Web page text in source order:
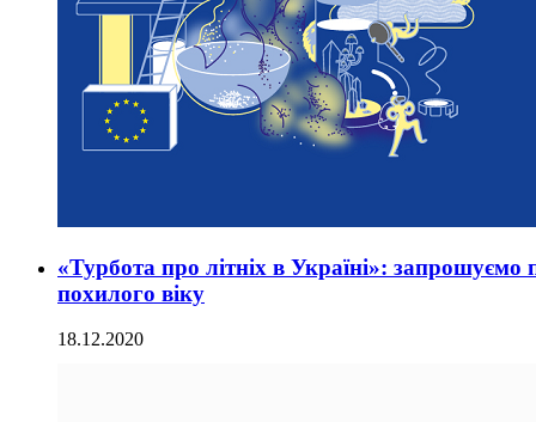
«Турбота про літніх в Україні»:
похилого віку
18.12.2020